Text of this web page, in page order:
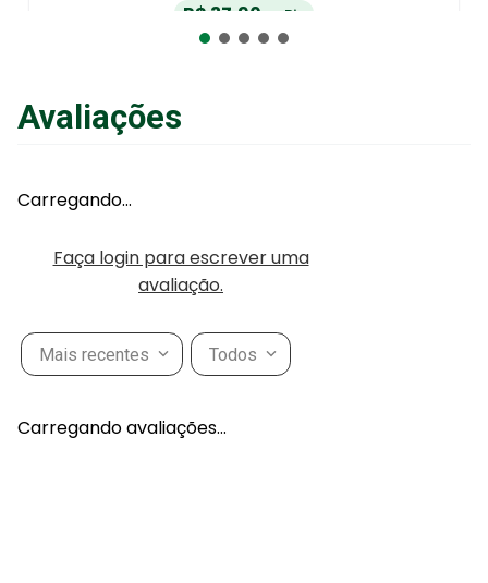
R$37,90no Pix
R$ 39, 90 em até
Adicionar ao Carrinho
Avaliações
Carregando…
Faça login para escrever uma
avaliação.
Mais recentes Todos
Carregando avaliações…